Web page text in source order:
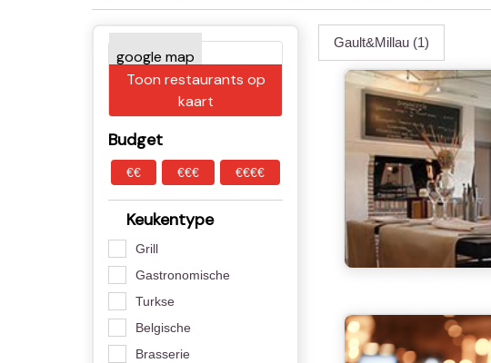
Toon restaurants op
kaart
Budget
€€ €€€ €€€€
Keukentype
Grill
Gastronomische
Turkse
Belgische
Brasserie
Gault&Millau (1)